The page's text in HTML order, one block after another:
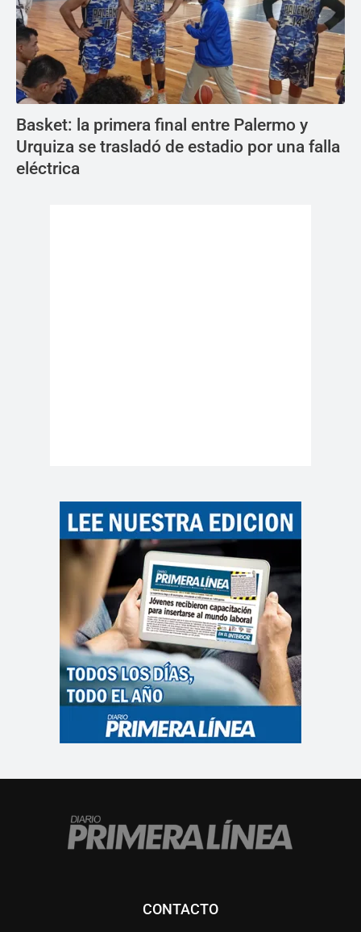
Basket: la primera final entre Palermo y
Urquiza se trasladó de estadio por una falla
eléctrica
CONTACTO